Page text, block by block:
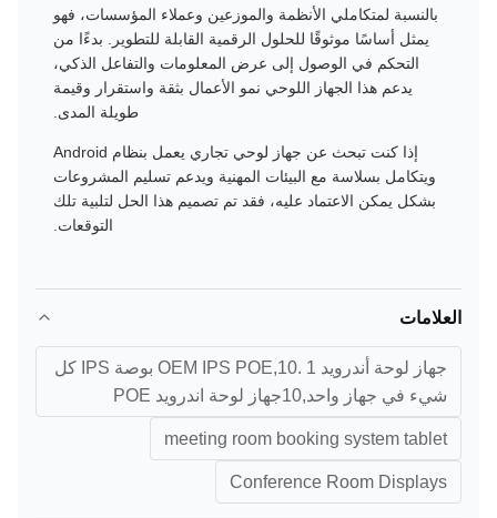
بالنسبة لمتكاملي الأنظمة والموزعين وعملاء المؤسسات، فهو
يمثل أساسًا موثوقًا للحلول الرقمية القابلة للتطوير. بدءًا من
التحكم في الوصول إلى عرض المعلومات والتفاعل الذكي،
يدعم هذا الجهاز اللوحي نمو الأعمال بثقة واستقرار وقيمة
طويلة المدى.
إذا كنت تبحث عن جهاز لوحي تجاري يعمل بنظام Android
ويتكامل بسلاسة مع البيئات المهنية ويدعم تسليم المشروعات
بشكل يمكن الاعتماد عليه، فقد تم تصميم هذا الحل لتلبية تلك
التوقعات.
العلامات
جهاز لوحة أندرويد OEM IPS POE,10. 1 بوصة IPS كل
شيء في جهاز واحد,10جهاز لوحة اندرويد POE
meeting room booking system tablet
Conference Room Displays